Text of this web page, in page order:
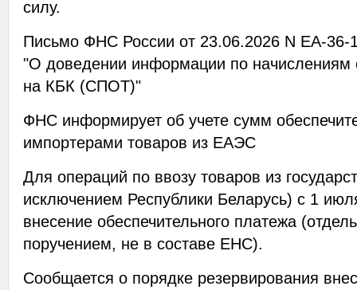
силу.
Письмо ФНС России от 23.06.2026 N ЕА-36-
"О доведении информации по начислениям
на КБК (СПОТ)"
ФНС информирует об учете сумм
импортерами товаров из ЕАЭС
Для операций по ввозу товаров из
исключением Республики Беларусь) с 1
внесение обеспечительного платежа
поручением, не в составе ЕНС).
Сообщается о порядке резервирования